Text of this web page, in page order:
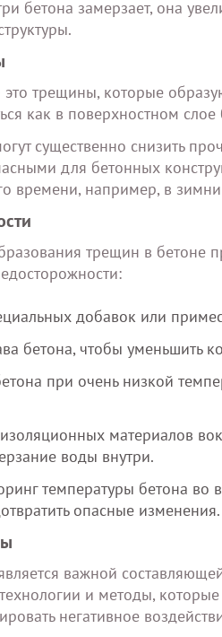
бетона замерзает, она
трещины, которые
как в поверхностном
существенно снизить
для бетонных
времени, например, в
трещин в бетоне
добавок или
бетона, чтобы уменьшить
при очень низкой
материалов
воды внутри.
температуры бетона
опасные изменения.
важной
и методы,
негативное